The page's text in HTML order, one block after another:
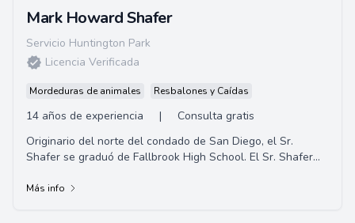
Mark Howard Shafer
Servicio Huntington Park
Licencia Verificada
Mordeduras de animales Resbalones y Caídas
14 años de experiencia |
Consulta gratis
Originario del norte del condado de San Diego, el Sr.
Shafer se graduó de Fallbrook High School. El Sr. Shafer
Más info